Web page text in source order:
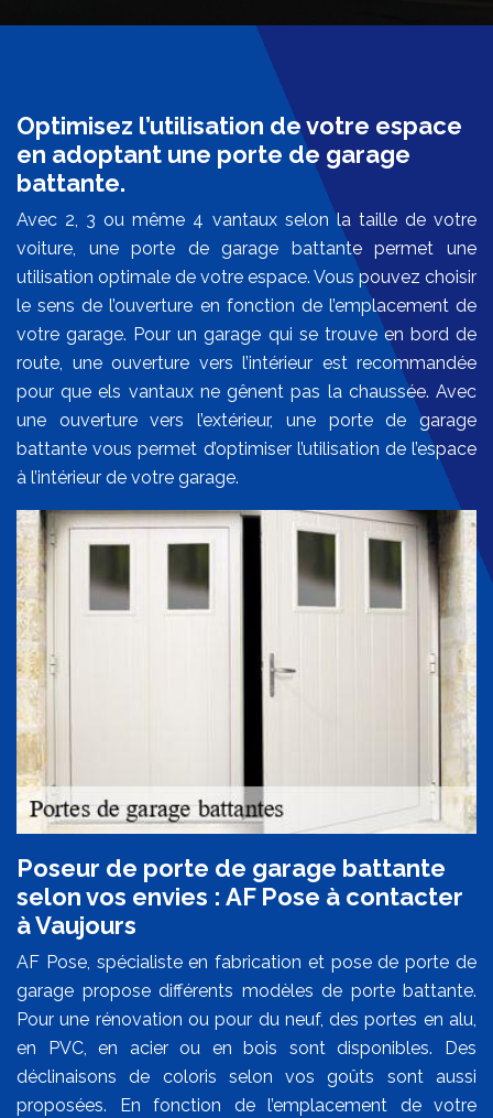
Optimisez l’utilisation de votre espace
en adoptant une porte de garage
battante.
Avec 2, 3 ou même 4 vantaux selon la taille de votre
voiture, une porte de garage battante permet une
utilisation optimale de votre espace. Vous pouvez choisir
le sens de l’ouverture en fonction de l’emplacement de
votre garage. Pour un garage qui se trouve en bord de
route, une ouverture vers l’intérieur est recommandée
pour que els vantaux ne gênent pas la chaussée. Avec
une ouverture vers l’extérieur, une porte de garage
battante vous permet d’optimiser l’utilisation de l’espace
à l’intérieur de votre garage.
Poseur de porte de garage battante
selon vos envies : AF Pose à contacter
à Vaujours
AF Pose, spécialiste en fabrication et pose de porte de
garage propose différents modèles de porte battante.
Pour une rénovation ou pour du neuf, des portes en alu,
en PVC, en acier ou en bois sont disponibles. Des
déclinaisons de coloris selon vos goûts sont aussi
proposées. En fonction de l’emplacement de votre